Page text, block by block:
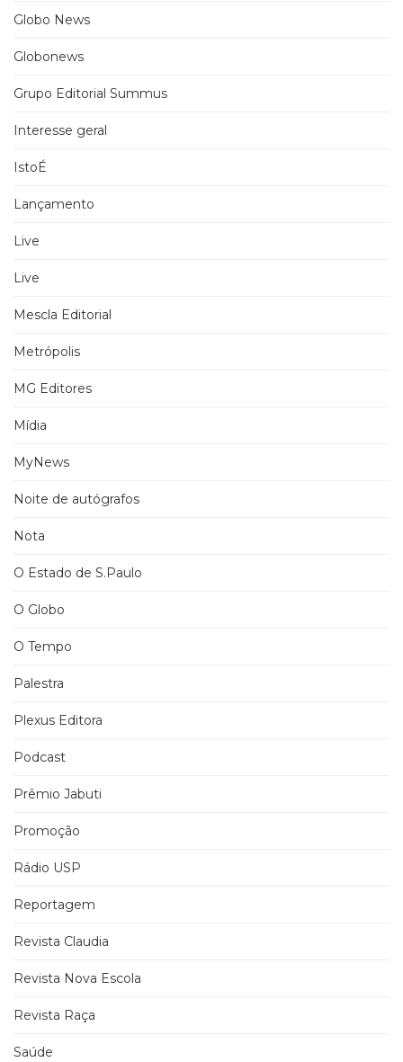
Globo News
Globonews
Grupo Editorial Summus
Interesse geral
IstoÉ
Lançamento
Live
Live
Mescla Editorial
Metrópolis
MG Editores
Mídia
MyNews
Noite de autógrafos
Nota
O Estado de S.Paulo
O Globo
O Tempo
Palestra
Plexus Editora
Podcast
Prêmio Jabuti
Promoção
Rádio USP
Reportagem
Revista Claudia
Revista Nova Escola
Revista Raça
Saúde